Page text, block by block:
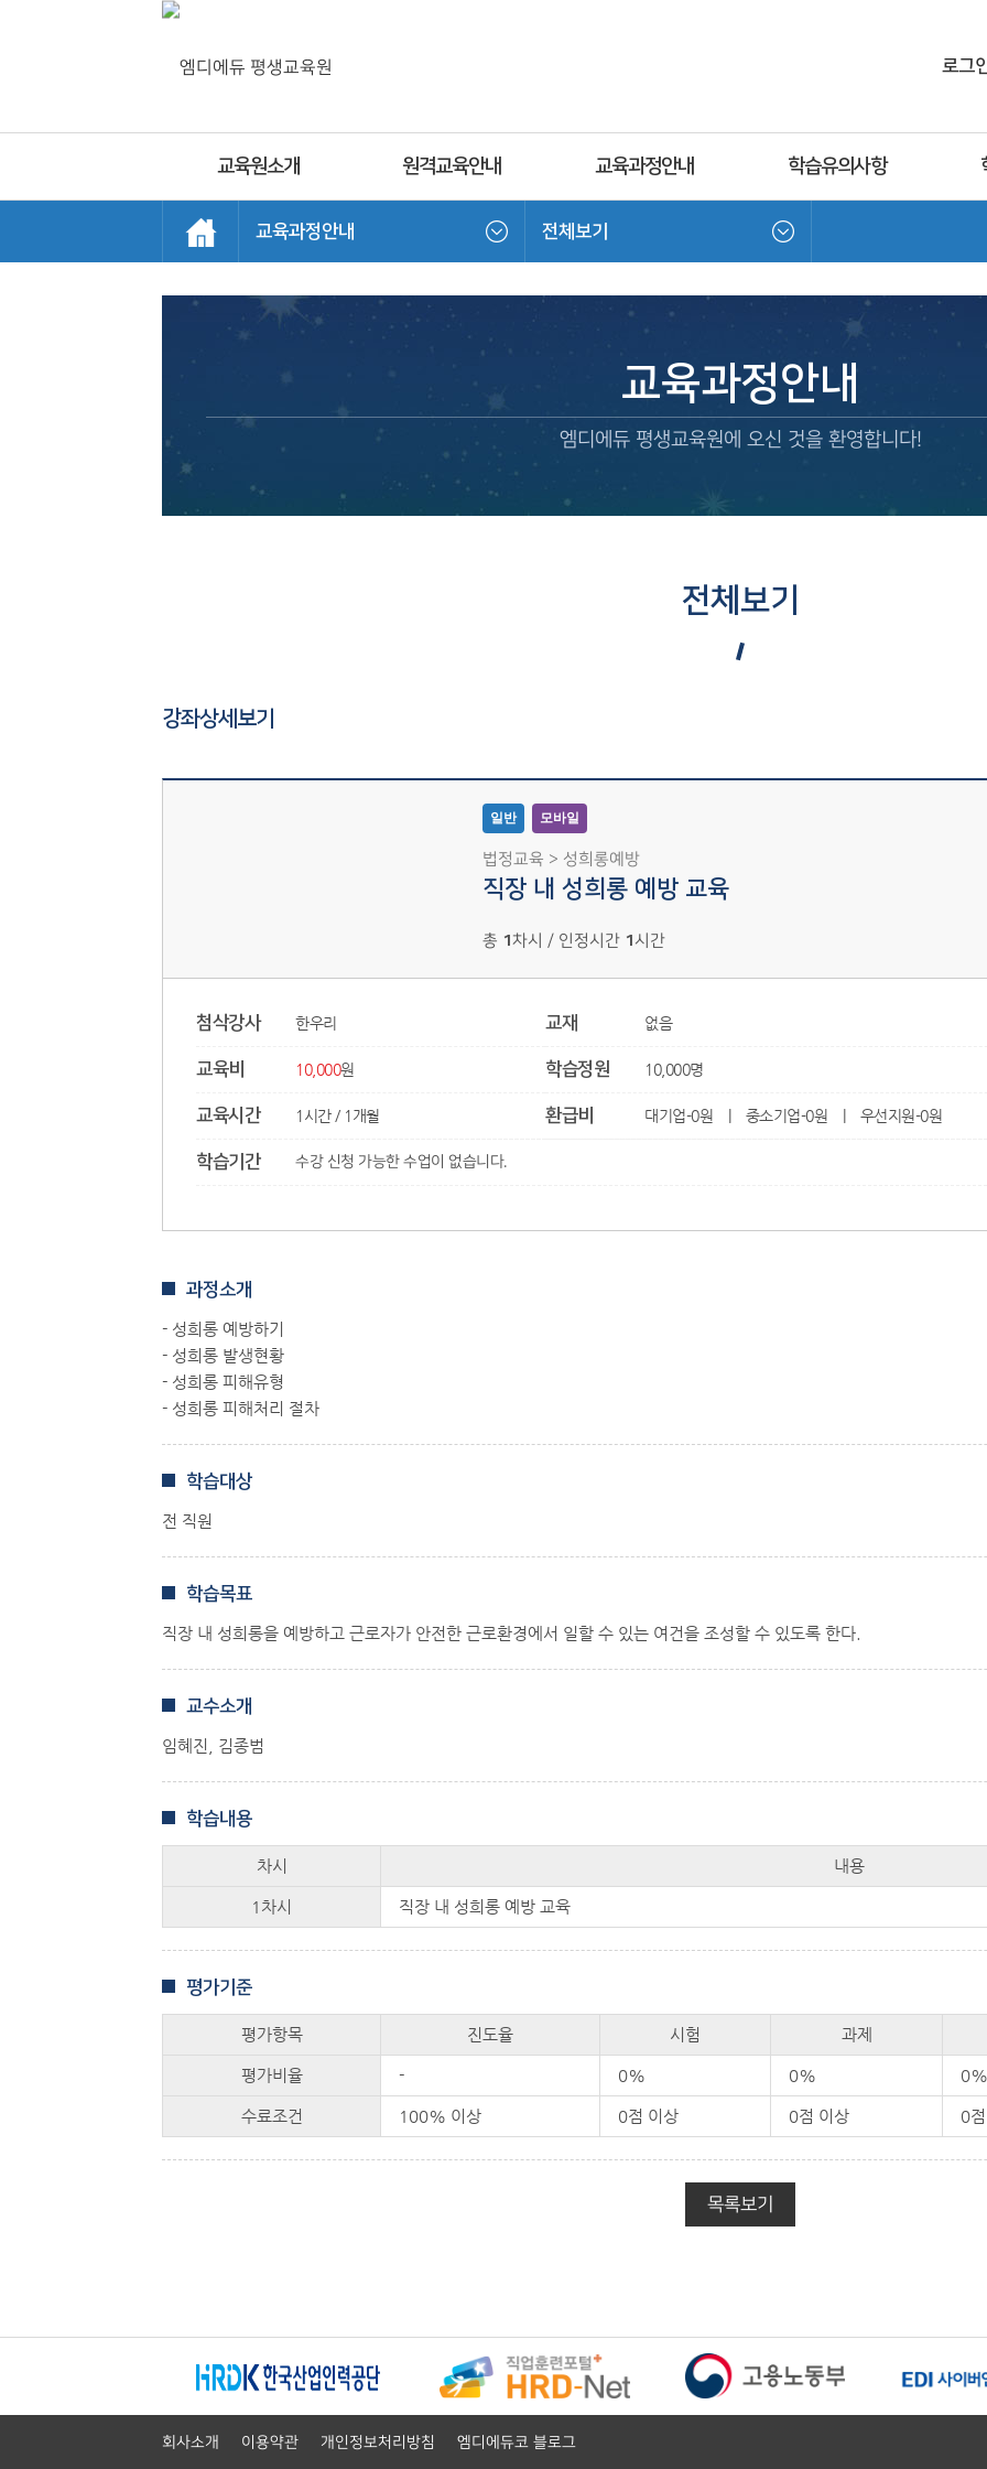
로그
교육원소개 원격교육안내 교육과정안내 학습유의사항
교육과정안내 전체보기
교육과정안내
엠디에듀 평생교육원에 오신 것을 환영합니다!
전체보기
강좌상세보기
일반 모바일
법정교육 > 성희롱예방
직장 내 성희롱 예방 교육
총 1차시 / 인정시간 1시간
첨삭강사 한우리 교재 없음
교육비 10,000원 학습정원 10,000명
교육시간 1시간/ 1개월 환급비 대기업-0원 중소기업-0원 우선지원-0원
학습기간 수강 신청 가능한 수업이 없습니다.
과정소개
- 성희롱 예방하기
- 성희롱 발생현황
- 성희롱 피해유형
- 성희롱 피해처리 절차​
학습대상
전 직원
학습목표
직장 내 성희롱을 예방하고 근로자가 안전한 근로환경에서 일할 수 있는 여건을 조성할 수 있도록 한다.
교수소개
임혜진, 김종범
학습내용
차시 내용
1차시 직장 내 성희롱 예방 교육
평가기준
평가항목 진도율 시험 과제
평가비율 - 0% 0% 0%
수료조건 100% 이상 0점 이상 0점 이상 0
목록보기
회사소개 이용약관 개인정보처리방침 엠디에듀코 블로그